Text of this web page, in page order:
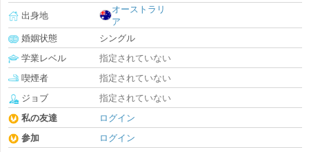
出身地
オーストラリ
ア
婚姻状態
シングル
学業レベル
指定されていない
喫煙者
指定されていない
ジョブ
指定されていない
私の友達
ログイン
参加
ログイン